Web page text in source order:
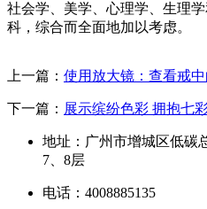
社会学、美学、心理学、生理
科，综合而全面地加以考虑。
上一篇： 使用放大镜：查看戒
下一篇： 展示缤纷色彩 拥抱七
地址：广州市增城区低碳
7、8层
电话：4008885135